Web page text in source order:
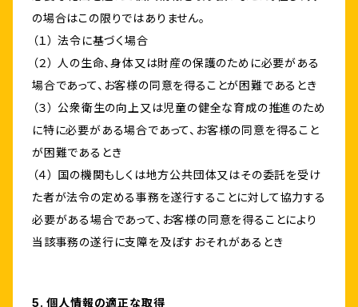
の場合はこの限りではありません。
（１） 法令に基づく場合
（２） 人の生命、身体又は財産の保護のために必要がある
場合であって、お客様の同意を得ることが困難であるとき
（３） 公衆衛生の向上又は児童の健全な育成の推進のため
に特に必要がある場合であって、お客様の同意を得ること
が困難であるとき
（４） 国の機関もしくは地方公共団体又はその委託を受け
た者が法令の定める事務を遂行することに対して協力する
必要がある場合であって、お客様の同意を得ることにより
当該事務の遂行に支障を及ぼすおそれがあるとき
5. 個人情報の適正な取得